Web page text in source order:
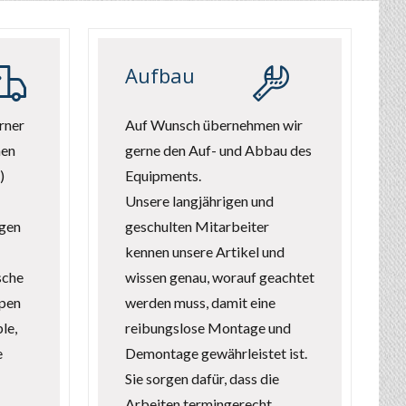
Aufbau
Auf Wunsch übernehmen wir
gerne den Auf- und Abbau des
Equipments.
Unsere langjährigen und
geschulten Mitarbeiter
kennen unsere Artikel und
wissen genau, worauf geachtet
werden muss, damit eine
reibungslose Montage und
Demontage gewährleistet ist.
Sie sorgen dafür, dass die